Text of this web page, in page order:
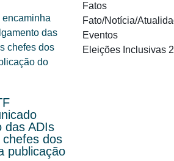
das ADIs
dos
publicação
Fatos
Fato/Notícia/
Eventos
Eleições Inclusivas